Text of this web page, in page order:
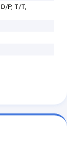
P, T/T,